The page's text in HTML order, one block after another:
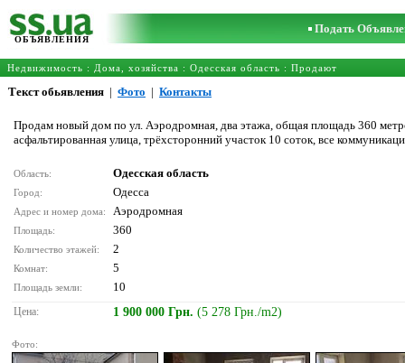
ОБЪЯВЛЕНИЯ
Подать
Недвижимость : Дома, хозяйства : Одесская область : Продают
Текст обьявления | Фото | Контакты
Продам новый дом по ул. Аэродромная, два этажа, общая площадь 360
асфальтированная улица, трёхсторонний участок 10 соток, все
Область: Одесская область
Город: Одесса
Адрес и номер дома: Аэродромная
Площадь: 360
Количество этажей: 2
Комнат: 5
Площадь земли: 10
Цена: 1 900 000 Грн. (5 278 Грн./m2)
Фото: